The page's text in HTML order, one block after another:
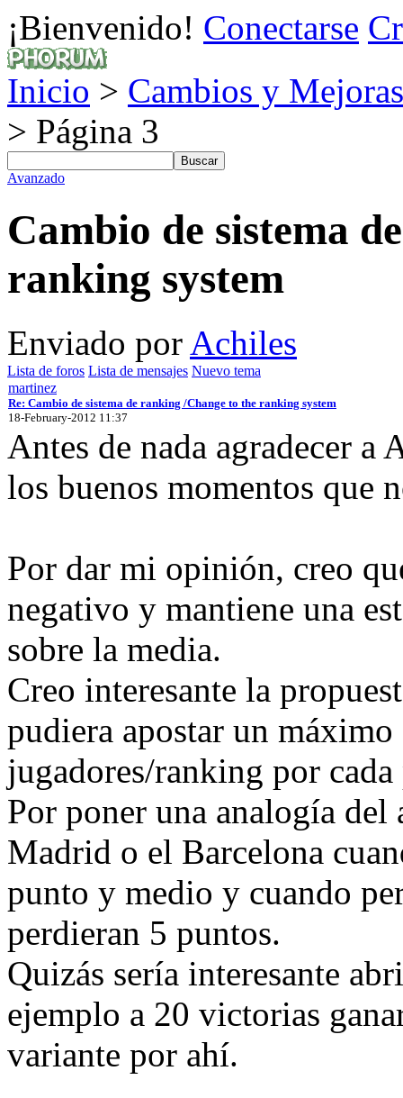
¡Bienvenido! Conectarse
Inicio > Cambios y
> Página 3
Avanzado
Cambio de sistema
ranking system
Enviado por Achiles
Lista de foros Lista de mensajes Nuevo tema
martinez
Re: Cambio de sistema de ranking /Change to the ranking system
18-February-2012 11:37
Antes de nada agradecer a
los buenos momentos que
Por dar mi opinión, creo
negativo y mantiene una
sobre la media.
Creo interesante la
pudiera apostar un máximo
jugadores/ranking por
Por poner una analogía del
Madrid o el Barcelona
punto y medio y cuando
perdieran 5 puntos.
Quizás sería interesante
ejemplo a 20 victorias
variante por ahí.